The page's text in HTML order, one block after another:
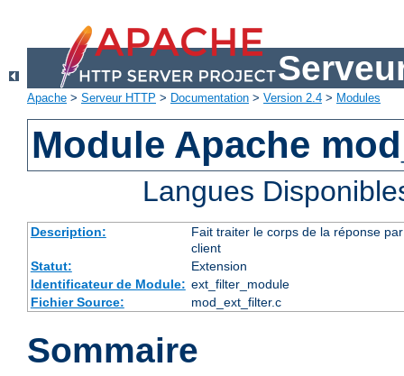
Apache > Serveur HTTP > Documentation > Version 2.4 > Modules
Module Apache
Langues
Description:
Fait traiter le corps de la réponse
client
Statut:
Extension
Identificateur de Module: ext_filter_module
Fichier Source:
mod_ext_filter.c
Sommaire